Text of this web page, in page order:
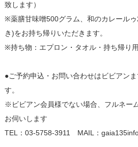
致します）
※薬膳甘味噌500グラム、和のカレール
き)をお持ち帰りいただきます。
※持ち物：エプロン・タオル・持ち帰り
●ご予約申込・お問い合わせはビビアン
す。
※ビビアン会員様でない場合、フルネー
お伺いします
TEL：03-5758-3911 MAIL：